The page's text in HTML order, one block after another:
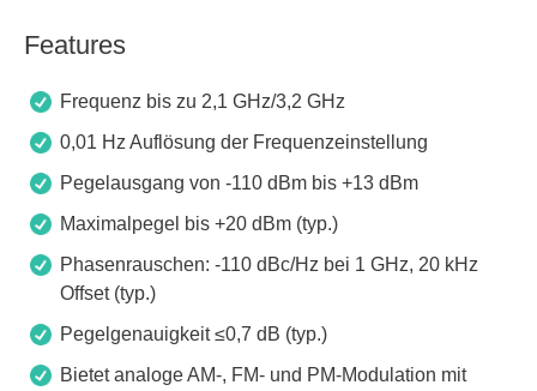
Features
Frequenz bis zu 2,1 GHz/3,2 GHz
0,01 Hz Auflösung der Frequenzeinstellung
Pegelausgang von -110 dBm bis +13 dBm
Maximalpegel bis +20 dBm (typ.)
Phasenrauschen: -110 dBc/Hz bei 1 GHz, 20 kHz
Offset (typ.)
Pegelgenauigkeit ≤0,7 dB (typ.)
Bietet analoge AM-, FM- und PM-Modulation mit